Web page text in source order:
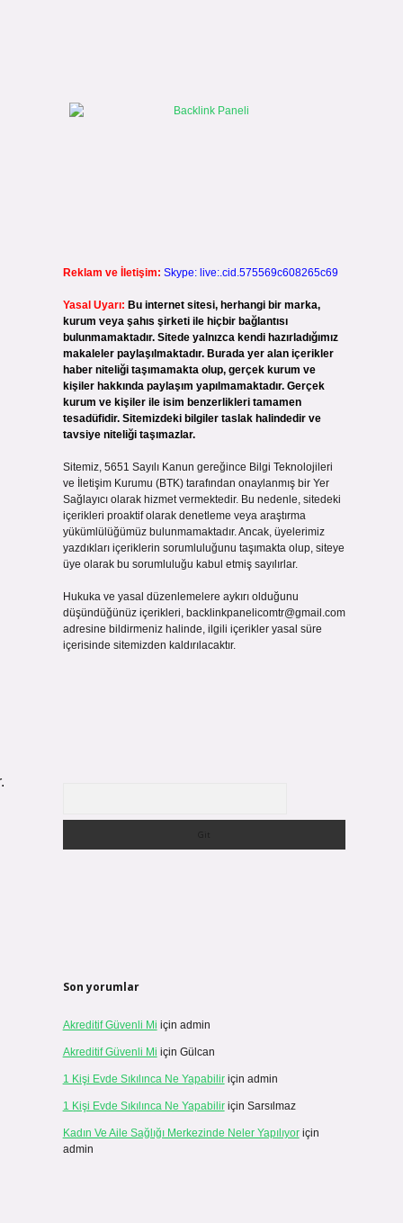
Reklam ve İletişim: Skype: live:.cid.575569c608265c69
Yasal Uyarı: Bu internet sitesi, herhangi bir marka,
kurum veya şahıs şirketi ile hiçbir bağlantısı
bulunmamaktadır. Sitede yalnızca kendi hazırladığımız
makaleler paylaşılmaktadır. Burada yer alan içerikler
haber niteliği taşımamakta olup, gerçek kurum ve
kişiler hakkında paylaşım yapılmamaktadır. Gerçek
kurum ve kişiler ile isim benzerlikleri tamamen
tesadüfidir. Sitemizdeki bilgiler taslak halindedir ve
tavsiye niteliği taşımazlar.
Sitemiz, 5651 Sayılı Kanun gereğince Bilgi Teknolojileri
ve İletişim Kurumu (BTK) tarafından onaylanmış bir Yer
Sağlayıcı olarak hizmet vermektedir. Bu nedenle, sitedeki
içerikleri proaktif olarak denetleme veya araştırma
yükümlülüğümüz bulunmamaktadır. Ancak, üyelerimiz
yazdıkları içeriklerin sorumluluğunu taşımakta olup, siteye
üye olarak bu sorumluluğu kabul etmiş sayılırlar.
Hukuka ve yasal düzenlemelere aykırı olduğunu
düşündüğünüz içerikleri, backlinkpanelicomtr@gmail.com
adresine bildirmeniz halinde, ilgili içerikler yasal süre
içerisinde sitemizden kaldırılacaktır.
Son yorumlar
Akreditif Güvenli Mi için admin
Akreditif Güvenli Mi için Gülcan
1 Kişi Evde Sıkılınca Ne Yapabiliriçin admin
1 Kişi Evde Sıkılınca Ne Yapabiliriçin Sarsılmaz
Kadın Ve Aile Sağlığı Merkezinde Neler Yapılıyoriçin
admin